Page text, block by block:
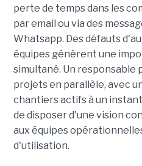
perte de temps dans les
par email ou via des
Whatsapp. Des défauts
équipes génèrent une
simultané. Un responsable
projets en parallèle, avec
chantiers actifs à un
de disposer d'une vision
aux équipes
d'utilisation.